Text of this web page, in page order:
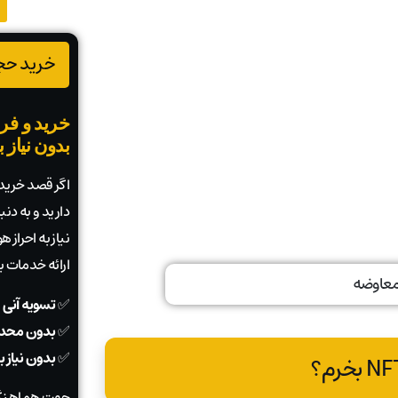
خرید
خرید و
بدون
اگر قصد
دارید و به
نیاز به
ارائه
✅تسویه
✅بدون
✅بدون